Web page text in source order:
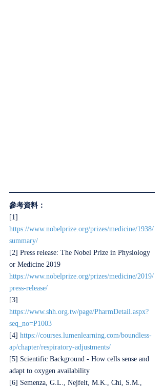
參考資料：
[1]
https://www.nobelprize.org/prizes/medicine/1938/
summary/
[2] Press release: The Nobel Prize in Physiology
or Medicine 2019
https://www.nobelprize.org/prizes/medicine/2019/
press-release/
[3]
https://www.shh.org.tw/page/PharmDetail.aspx?
seq_no=P1003
[4] https://courses.lumenlearning.com/boundless-
ap/chapter/respiratory-adjustments/
[5] Scientific Background - How cells sense and
adapt to oxygen availability
[6] Semenza, G.L., Nejfelt, M.K., Chi, S.M.,